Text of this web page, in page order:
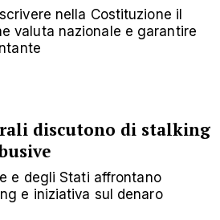
nella Costituzione il
valuta nazionale e garantire
discutono di stalking
e degli Stati affrontano
e iniziativa sul denaro